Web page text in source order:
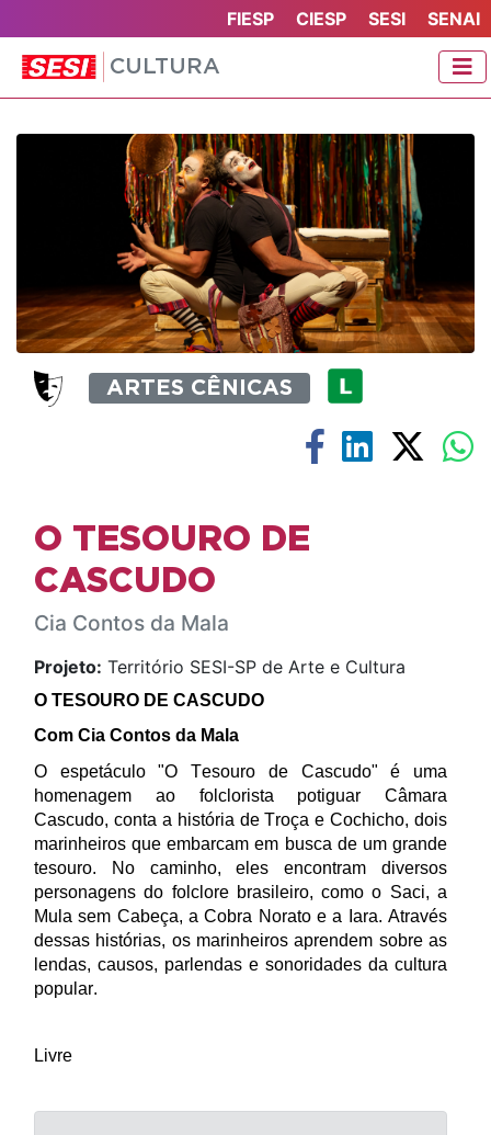
FIESP CIESP SESI SENAI
CULTURA
ARTES CÊNICAS
O TESOURO DE
CASCUDO
Cia Contos da Mala
Projeto: Território SESI-SP de Arte e Cultura
O TESOURO DE CASCUDO
Com Cia Contos da Mala
O espetáculo "O Tesouro de Cascudo" é uma
homenagem ao folclorista potiguar Câmara
Cascudo, conta a história de Troça e Cochicho, dois
marinheiros que embarcam em busca de um grande
tesouro. No caminho, eles encontram diversos
personagens do folclore brasileiro, como o Saci, a
Mula sem Cabeça, a Cobra Norato e a Iara. Através
dessas histórias, os marinheiros aprendem sobre as
lendas, causos, parlendas e sonoridades da cultura
popular.
Livre